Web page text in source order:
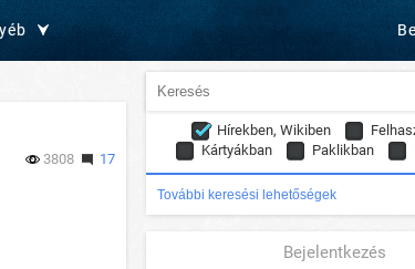
3808 17
Hírekben, Wikiben
Kártyákban
Paklikban
További keresési lehetőségek
Bejelentkezés